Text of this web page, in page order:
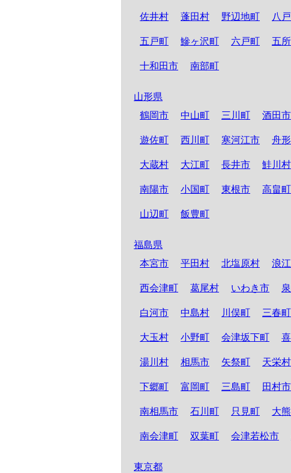
佐井村 蓬田村 野辺地町 八
五戸町 鰺ヶ沢町 六戸町 五
十和田市 南部町
山形県
鶴岡市
中山町 三川町 酒田市
遊佐町 西川町 寒河江市 舟
大蔵村 大江町 長井市 鮭川村
南陽市 小国町 東根市 高畠町
山辺町 飯豊町
福島県
本宮市
平田村 北塩原村 浪
西会津町 葛尾村 いわき市
白河市 中島村 川俣町 三春町
大玉村 小野町 会津坂下町
湯川村 相馬市 矢祭町 天栄村
下郷町 富岡町 三島町 田村市
南相馬市 石川町 只見町 大
南会津町 双葉町 会津若松市
東京都